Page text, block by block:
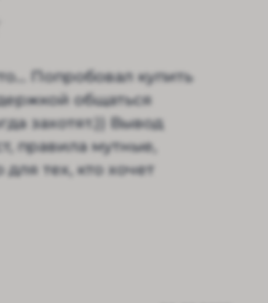
Попробовал купить
общаться
захотят.)) Вывод
правила мутные,
тех, кто хочет